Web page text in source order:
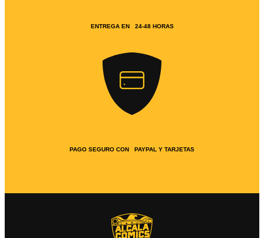
ENTREGA EN 24-48 HORAS
PAGO SEGURO CON PAYPAL Y TARJETAS